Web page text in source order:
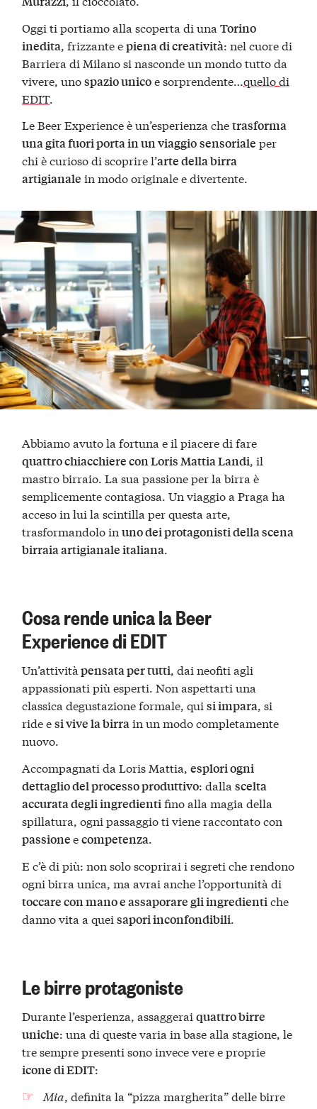
Oggi ti portiamo alla scoperta di unaTorino
inedita , frizzante epiena di creatività: nel cuore di
Barriera di Milano si nasconde un mondo tutto da
vivere, unospazio unicoe sorprendente…quello di
EDIT.
Le Beer Experience è un’esperienza chetrasforma
una gita fuori porta in un viaggiosensoriale per
chi è curioso di scoprire l’arte della birra
artigianale in modo originale e divertente.
Abbiamo avuto la fortuna e il piacere di fare
quattro chiacchiere con Loris Mattia Landi , il
mastro birraio. La sua passione per la birra è
semplicemente contagiosa. Un viaggio a Praga ha
acceso in lui la scintilla per questa arte,
trasformandolo inuno dei protagonisti della scena
birraia artigianale italiana
Cosa rende unica la Beer
Experience di EDIT
Un’attività pensata per tutti, dai neofiti agli
appassionati più esperti. Non aspettarti una
classica degustazione formale, quisi impara, si
ride esi vive la birrain un modo completamente
nuovo.
Accompagnati da Loris Mattia,esplori ogni
dettaglio del processo produttivo: dallascelta
accurata degli ingredientifino alla magia della
spillatura, ogni passaggio ti viene raccontato con
passioneecompetenza.
E c’è di più: non solo scoprirai i segreti che rendono
ogni birra unica, ma avrai anche l’opportunità di
toccare con mano e assaporare gli ingredienti che
danno vita a queisapori inconfondibili
Le birre protagoniste
Durante l’esperienza, assaggeraiquattro birre
uniche: una di queste varia in base alla stagione, le
tre sempre presenti sono invece vere e proprie
icone di EDIT:
Mia, definita la “pizza margherita” delle birre